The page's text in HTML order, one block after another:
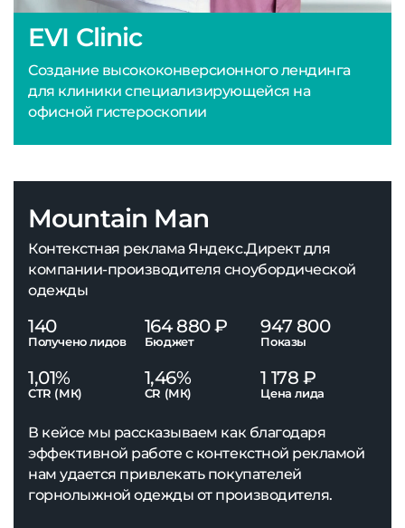
EVI Clinic
Создание высококонверсионного лендинга
для клиники специализирующейся на
офисной гистероскопии
Mountain Man
Контекстная реклама Яндекс.Директ для
компании-производителя сноубордической
одежды
140
Получено лидов
164 880 ₽
Бюджет
947 800
Показы
1,01%
CTR (МК)
1,46%
CR (МК)
1 178 ₽
Цена лида
В кейсе мы рассказываем как благодаря
эффективной работе с контекстной рекламой
нам удается привлекать покупателей
горнолыжной одежды от производителя.